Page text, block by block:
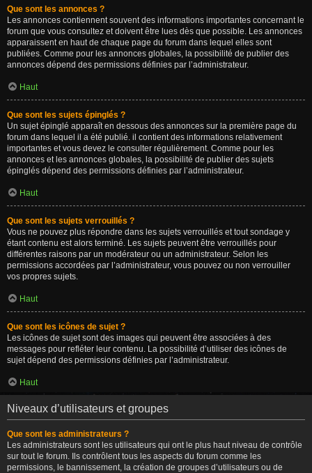
Que sont les annonces ?
Les annonces contiennent souvent des informations importantes concernant le
forum que vous consultez et doivent être lues dès que possible. Les annonces
apparaissent en haut de chaque page du forum dans lequel elles sont
publiées. Comme pour les annonces globales, la possibilité de publier des
annonces dépend des permissions définies par l’administrateur.
Haut
Que sont les sujets épinglés ?
Un sujet épinglé apparaît en dessous des annonces sur la première page du
forum dans lequel il a été publié. il contient des informations relativement
importantes et vous devez le consulter régulièrement. Comme pour les
annonces et les annonces globales, la possibilité de publier des sujets
épinglés dépend des permissions définies par l’administrateur.
Haut
Que sont les sujets verrouillés ?
Vous ne pouvez plus répondre dans les sujets verrouillés et tout sondage y
étant contenu est alors terminé. Les sujets peuvent être verrouillés pour
différentes raisons par un modérateur ou un administrateur. Selon les
permissions accordées par l’administrateur, vous pouvez ou non verrouiller
vos propres sujets.
Haut
Que sont les icônes de sujet ?
Les icônes de sujet sont des images qui peuvent être associées à des
messages pour refléter leur contenu. La possibilité d’utiliser des icônes de
sujet dépend des permissions définies par l’administrateur.
Haut
Niveaux d’utilisateurs et groupes
Que sont les administrateurs ?
Les administrateurs sont les utilisateurs qui ont le plus haut niveau de contrôle
sur tout le forum. Ils contrôlent tous les aspects du forum comme les
permissions, le bannissement, la création de groupes d’utilisateurs ou de